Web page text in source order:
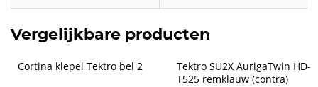
Vergelijkbare producten
Cortina klepel Tektro bel 2
Tektro SU2X AurigaTwin HD-
T525 remklauw (contra)